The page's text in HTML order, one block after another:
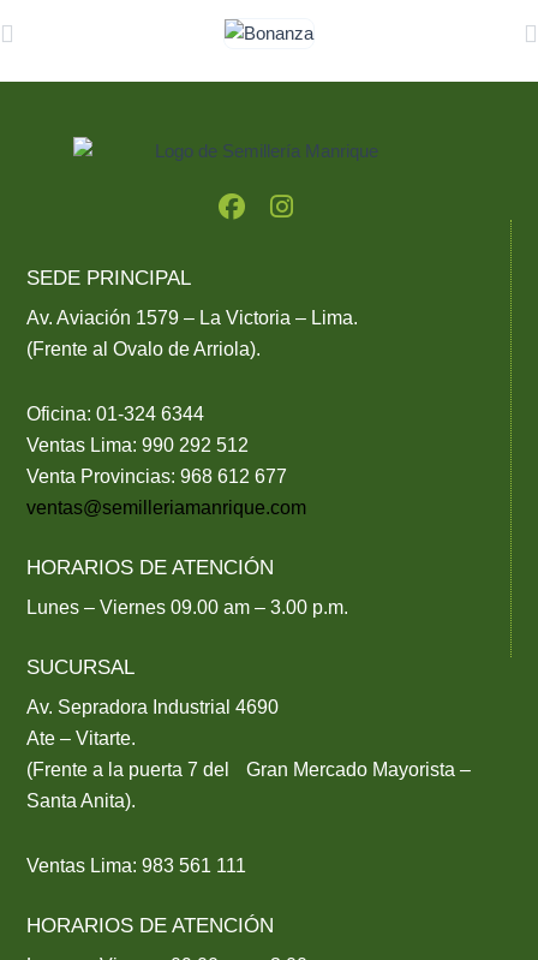
a
c
o
o
k
n
g
SEDE PRINCIPAL
Av. Aviación 1579 – La Victoria – Lima.
(Frente al Ovalo de Arriola).
Oficina: 01-324 6344
Ventas Lima: 990 292 512
Venta Provincias: 968 612 677
ventas@semilleriamanrique.com
HORARIOS DE ATENCIÓN
Lunes – Viernes 09.00 am – 3.00 p.m.
SUCURSAL
Av. Sepradora Industrial 4690
Ate – Vitarte.
(Frente a la puerta 7 del Gran Mercado Mayorista –
Santa Anita).
Ventas Lima: 983 561 111
HORARIOS DE ATENCIÓN